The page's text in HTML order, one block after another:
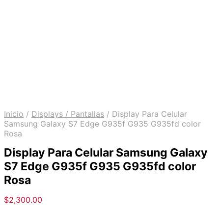
Inicio / Displays / Pantallas / Display Para Celular
Samsung Galaxy S7 Edge G935f G935 G935fd color
Rosa
Display Para Celular Samsung Galaxy
S7 Edge G935f G935 G935fd color
Rosa
$2,300.00